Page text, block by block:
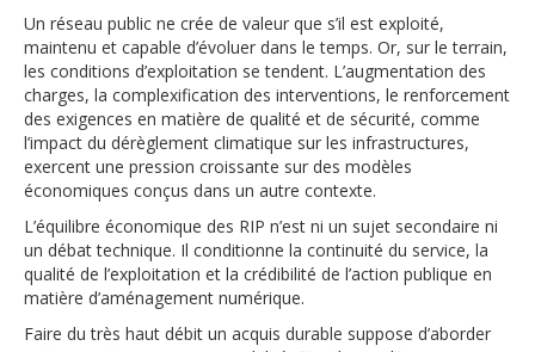
Un réseau public ne crée de valeur que s’il est exploité,
maintenu et capable d’évoluer dans le temps. Or, sur le terrain,
les conditions d’exploitation se tendent. L’augmentation des
charges, la complexification des interventions, le renforcement
des exigences en matière de qualité et de sécurité, comme
l’impact du dérèglement climatique sur les infrastructures,
exercent une pression croissante sur des modèles
économiques conçus dans un autre contexte.
L’équilibre économique des RIP n’est ni un sujet secondaire ni
un débat technique. Il conditionne la continuité du service, la
qualité de l’exploitation et la crédibilité de l’action publique en
matière d’aménagement numérique.
Faire du très haut débit un acquis durable suppose d’aborder